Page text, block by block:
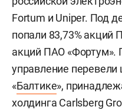
Fortum и Uniper. Под
попали 83,73% акций
акций ПАО «Фортум».
управление
«Балтике»,
холдинга Carlsberg